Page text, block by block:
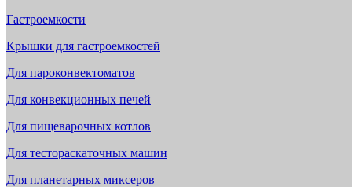
Гастроемкости
Крышки для гастроемкостей
Для пароконвектоматов
Для конвекционных печей
Для пищеварочных котлов
Для тестораскаточных машин
Для планетарных миксеров